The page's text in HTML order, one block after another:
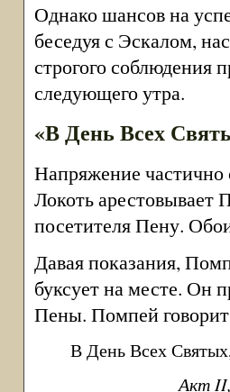
Однако шансов на
беседуя с Эскалом,
строгого соблюдения
следующего утра.
«В День Всех
Напряжение частично
Локоть арестовывает
посетителя Пену.
Давая показания,
буксует на месте. Он
Пены. Помпей
В День Всех
Акт